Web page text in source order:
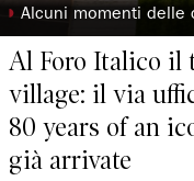
◗ Alcuni momenti delle
Al Foro Italico il
village: il via
80 years of an
già arrivate